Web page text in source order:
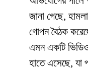
জানা গেছে,
গোপন বৈঠক
এমন একটি
হাতে এসেছে, যা